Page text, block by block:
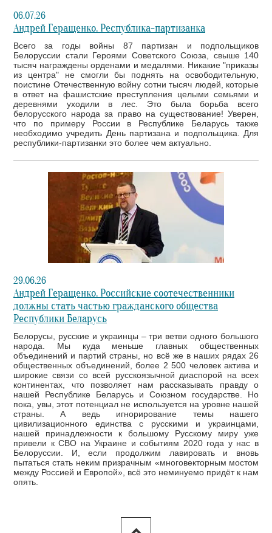
06.07.26
Андрей Геращенко. Республика-партизанка
Всего за годы войны 87 партизан и подпольщиков
Белоруссии стали Героями Советского Союза, свыше 140
тысяч награждены орденами и медалями. Никакие "приказы
из центра" не смогли бы поднять на освободительную,
поистине Отечественную войну сотни тысяч людей, которые
в ответ на фашистские преступления целыми семьями и
деревнями уходили в лес. Это была борьба всего
белорусского народа за право на существование! Уверен,
что по примеру России в Республике Беларусь также
необходимо учредить День партизана и подпольщика. Для
республики-партизанки это более чем актуально.
29.06.26
Андрей Геращенко. Российские соотечественники
должны стать частью гражданского общества
Республики Беларусь
Белорусы, русские и украинцы – три ветви одного большого
народа. Мы куда меньше главных общественных
объединений и партий страны, но всё же в наших рядах 26
общественных объединений, более 2 500 человек актива и
широкие связи со всей русскоязычной диаспорой на всех
континентах, что позволяет нам рассказывать правду о
нашей Республике Беларусь и Союзном государстве. Но
пока, увы, этот потенциал не используется на уровне нашей
страны. А ведь игнорирование темы нашего
цивилизационного единства с русскими и украинцами,
нашей принадлежности к большому Русскому миру уже
привели к СВО на Украине и событиям 2020 года у нас в
Белоруссии. И, если продолжим лавировать и вновь
пытаться стать неким призрачным «многовекторным мостом
между Россией и Европой», всё это неминуемо придёт к нам
опять.